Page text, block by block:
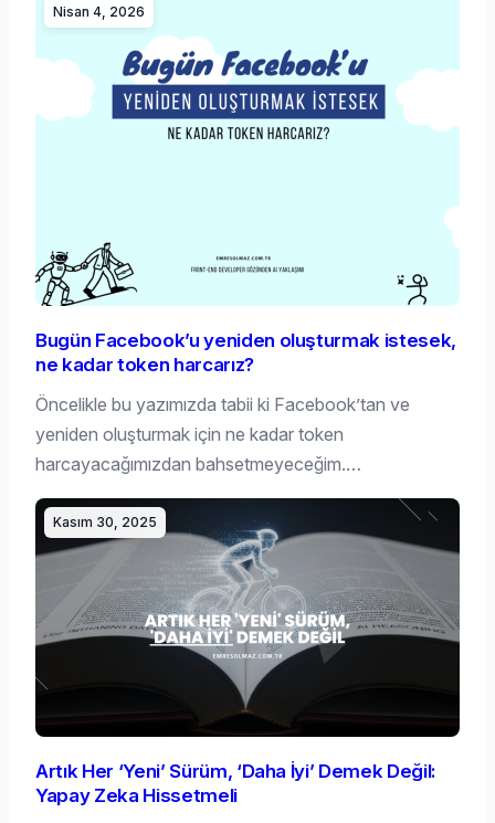
Nisan 4, 2026
Bugün Facebook’u yeniden oluşturmak istesek,
ne kadar token harcarız?
Öncelikle bu yazımızda tabii ki Facebook’tan ve
yeniden oluşturmak için ne kadar token
harcayacağımızdan bahsetmeyeceğim.…
Kasım 30, 2025
Artık Her ‘Yeni’ Sürüm, ‘Daha İyi’ Demek Değil:
Yapay Zeka Hissetmeli